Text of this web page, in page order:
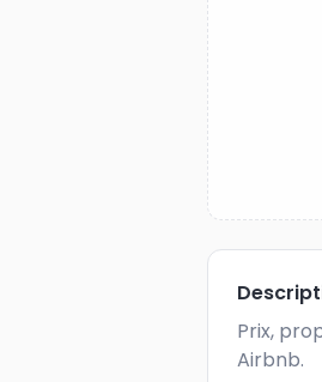
Prix,
Airbnb.